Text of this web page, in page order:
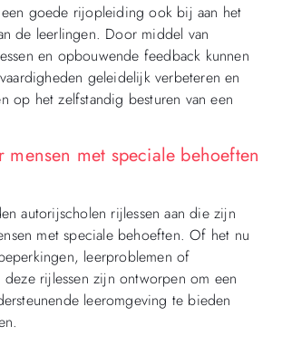
een goede rijopleiding ook bij aan het
de leerlingen. Door middel van
en opbouwende feedback kunnen
geleidelijk verbeteren en
op het zelfstandig besturen van een
mensen met speciale behoeften
autorijscholen rijlessen aan die zijn
met speciale behoeften. Of het nu
leerproblemen of
deze rijlessen zijn ontworpen om een
leeromgeving te bieden